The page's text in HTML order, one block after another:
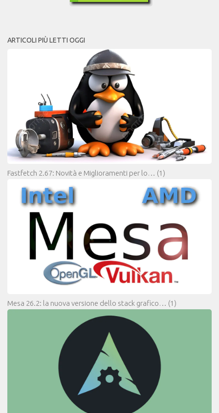
ARTICOLI PIÙ LETTI OGGI
Fastfetch 2.67: Novità e Miglioramenti per lo… (1)
Mesa 26.2: la nuova versione dello stack grafico… (1)